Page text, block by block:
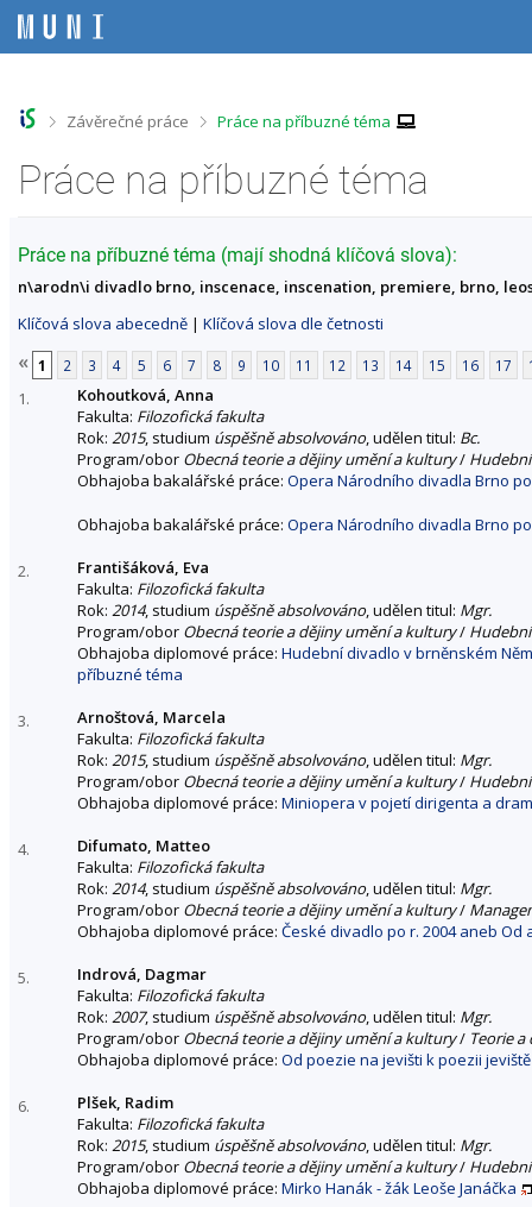
e
e
e
e
>Závěrečné práce >
Práce na příbuzné téma
Práce na příbuzné téma
Práce na příbuzné téma (mají shodná klíčová slova):
n\arodn\i divadlo brno, inscenace, inscenation, premiere, brno,
Klíčová slova abecedně | Klíčová slova dle četnosti
« 1 2 3 4 5 6 7 8 9 10 11 12 13 14 15 16 17
1.
Kohoutková, Anna
Fakulta: Filozofická fakulta
Rok: 2015, studium úspěšně absolvováno, udělen titul: Bc.
Program/obor Obecná teorie a dějiny umění a kultury/
Obhajoba bakalářské práce: Opera Národního divadla Brno
Obhajoba bakalářské práce: Opera Národního divadla Brno
2.
Františáková, Eva
Fakulta: Filozofická fakulta
Rok: 2014, studium úspěšně absolvováno, udělen titul: Mgr.
Program/obor Obecná teorie a dějiny umění a kultury/
Obhajoba diplomové práce: Hudební divadlo v brněnském
příbuzné téma
3.
Arnoštová, Marcela
Fakulta: Filozofická fakulta
Rok: 2015, studium úspěšně absolvováno, udělen titul: Mgr.
Program/obor Obecná teorie a dějiny umění a kultury/
Obhajoba diplomové práce: Miniopera v pojetí dirigenta a
4.
Difumato, Matteo
Fakulta: Filozofická fakulta
Rok: 2014, studium úspěšně absolvováno, udělen titul: Mgr.
Program/obor Obecná teorie a dějiny umění a kultury/
Obhajoba diplomové práce: České divadlo po r. 2004 aneb Od
5.
Indrová, Dagmar
Fakulta: Filozofická fakulta
Rok: 2007, studium úspěšně absolvováno, udělen titul: Mgr.
Program/obor Obecná teorie a dějiny umění a kultury/ Teorie
Obhajoba diplomové práce: Od poezie na jevišti k poezii
6.
Plšek, Radim
Fakulta: Filozofická fakulta
Rok: 2015, studium úspěšně absolvováno, udělen titul: Mgr.
Program/obor Obecná teorie a dějiny umění a kultury/
Obhajoba diplomové práce: Mirko Hanák - žák Leoše Janáčka